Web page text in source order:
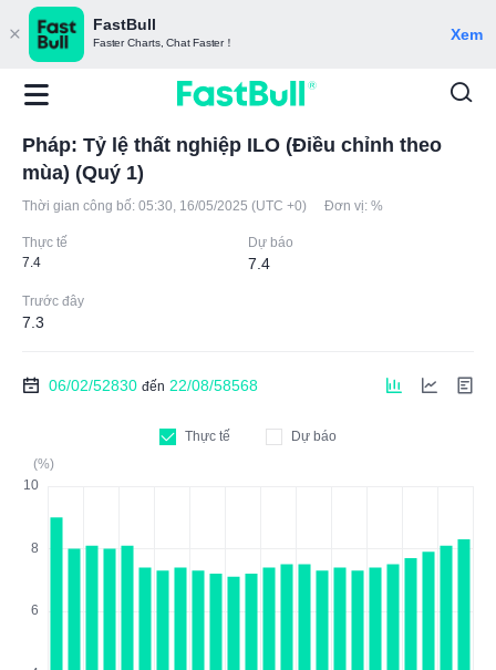
FastBull
Faster Charts, Chat Faster！ Xem
Pháp: Tỷ lệ thất nghiệp ILO (Điều chỉnh theo
mùa) (Quý 1)
Thời gian công bố: 05:30, 16/05/2025 (UTC +0) Đơn vị: %
Thực tế
7.4
Dự báo
7.4
Trước đây
7.3
06/02/52830 đến 22/08/58568
Thực tế
Dự báo
(%)